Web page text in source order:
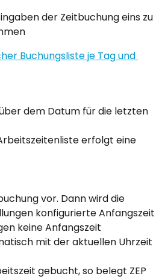
der Zeitbuchung eins zu
dem Datum für die letzten
erfolgt eine
vor. Dann wird die
konfigurierte Anfangszeit
keine Anfangszeit
mit der aktuellen Uhrzeit
gebucht, so belegt ZEP